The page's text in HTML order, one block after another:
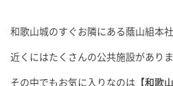
和歌山城のすぐお隣にある蔭山組本社
近くにはたくさんの公共施設がありま
その中でもお気に入りなのは 【和歌